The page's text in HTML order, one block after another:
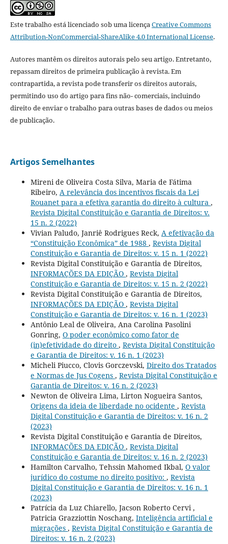
Este trabalho está licenciado sob uma licençaCreative Commons
Attribution-NonCommercial-ShareAlike 4.0 International License.
Autores mantêm os direitos autorais pelo seu artigo. Entretanto,
repassam direitos de primeira publicação à revista. Em
contrapartida, a revista pode transferir os direitos autorais,
permitindo uso do artigo para fins não- comerciais, incluindo
direito de enviar o trabalho para outras bases de dados ou meios
de publicação.
Artigos Semelhantes
Mireni de Oliveira Costa Silva, Maria de Fátima
Ribeiro, A relevância dos incentivos fiscais da Lei
Rouanet para a efetiva garantia do direito à cultura ,
Revista Digital Constituição e Garantia de Direitos: v.
15 n. 2 (2022)
Vivian Paludo, Janriê Rodrigues Reck, A efetivação da
“Constituição Econômica” de 1988 , Revista Digital
Constituição e Garantia de Direitos: v. 15 n. 1 (2022)
Revista Digital Constituição e Garantia de Direitos,
INFORMAÇÕES DA EDIÇÃO , Revista Digital
Constituição e Garantia de Direitos: v. 15 n. 2 (2022)
Revista Digital Constituição e Garantia de Direitos,
INFORMAÇÕES DA EDIÇÃO , Revista Digital
Constituição e Garantia de Direitos: v. 16 n. 1 (2023)
Antônio Leal de Oliveira, Ana Carolina Pasolini
Gonring, O poder econômico como fator de
(in)efetividade do direito , Revista Digital Constituição
e Garantia de Direitos: v. 16 n. 1 (2023)
Micheli Piucco, Clovis Gorczevski, Direito dos Tratados
e Normas de Jus Cogens , Revista Digital Constituição e
Garantia de Direitos: v. 16 n. 2 (2023)
Newton de Oliveira Lima, Lirton Nogueira Santos,
Origens da ideia de liberdade no ocidente , Revista
Digital Constituição e Garantia de Direitos: v. 16 n. 2
(2023)
Revista Digital Constituição e Garantia de Direitos,
INFORMAÇÕES DA EDIÇÃO , Revista Digital
Constituição e Garantia de Direitos: v. 16 n. 2 (2023)
Hamilton Carvalho, Tehssin Mahomed Ikbal, O valor
jurídico do costume no direito positivo: , Revista
Digital Constituição e Garantia de Direitos: v. 16 n. 1
(2023)
Patrícia da Luz Chiarello, Jacson Roberto Cervi ,
Patricia Grazziottin Noschang, Inteligência artificial e
migrações , Revista Digital Constituição e Garantia de
Direitos: v. 16 n. 2 (2023)